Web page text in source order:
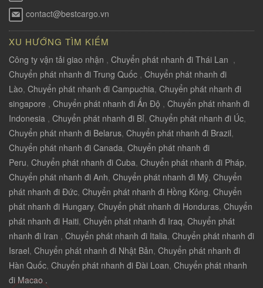
contact@bestcargo.vn
XU HƯỚNG TÌM KIẾM
Công ty vận tải giao nhận , Chuyển phát nhanh đi Thái Lan ,
Chuyển phát nhanh đi Trung Quốc , Chuyển phát nhanh đi
Lào, Chuyển phát nhanh đi Campuchia, Chuyển phát nhanh đi
singapore , Chuyển phát nhanh đi Ấn Độ , Chuyển phát nhanh đi
Indonesia , Chuyển phát nhanh đi Bỉ, Chuyển phát nhanh đi Úc,
Chuyển phát nhanh đi Belarus, Chuyển phát nhanh đi Brazil,
Chuyển phát nhanh đi Canada, Chuyển phát nhanh đi
Peru, Chuyển phát nhanh đi Cuba, Chuyển phát nhanh đi Pháp,
Chuyển phát nhanh đi Anh, Chuyển phát nhanh đi Mỹ, Chuyển
phát nhanh đi Đức, Chuyển phát nhanh đi Hồng Kông, Chuyển
phát nhanh đi Hungary, Chuyển phát nhanh đi Honduras, Chuyển
phát nhanh đi Haiti, Chuyển phát nhanh đi Iraq, Chuyển phát
nhanh đi Iran , Chuyển phát nhanh đi Italia, Chuyển phát nhanh đi
Israel, Chuyển phát nhanh đi Nhật Bản, Chuyển phát nhanh đi
Hàn Quốc, Chuyển phát nhanh đi Đài Loan, Chuyển phát nhanh
đi Macao .